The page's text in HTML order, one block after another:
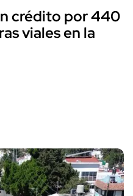
crédito por 440
viales en la